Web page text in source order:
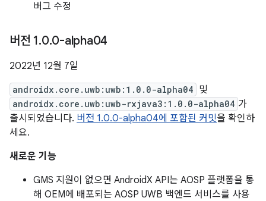
버그 수정
버전 1.0.0-alpha04
2022년 12월 7일
androidx.core.uwb:uwb:1.0.0-alpha04 및
androidx.core.uwb:uwb-rxjava3:1.0.0-alpha04 가
출시되었습니다. 버전 1.0.0-alpha04에 포함된 커밋을 확인하
세요.
새로운 기능
GMS 지원이 없으면 AndroidX API는 AOSP 플랫폼을 통
해 OEM에 배포되는 AOSP UWB 백엔드 서비스를 사용